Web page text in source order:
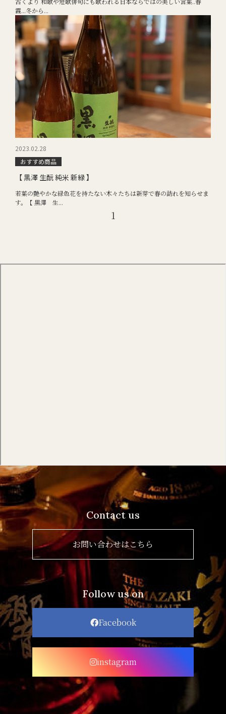
霞...冬から...
2023.02.28
おすすめ商品
【 黒澤 生酛 純米 新緑 】
若葉の艶やかな緑色花を持たない木々たちは新芽で春の訪れを知らせま
す。【 黒澤 生...
1
Contact us
お問い合わせはこちら
Follow us on
Facebook
instagram